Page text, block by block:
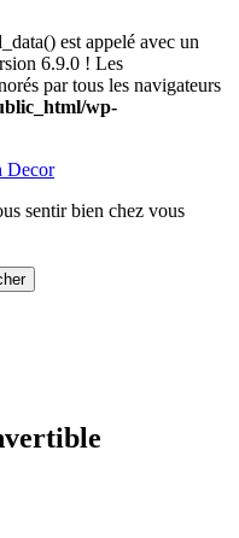
est appelé avec un
6.9.0 ! Les
par tous les navigateurs
wp-
Decor
sentir bien chez vous